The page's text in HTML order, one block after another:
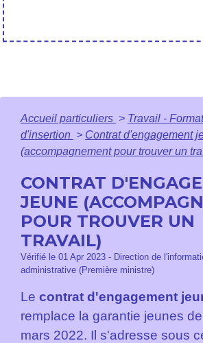
Accueil particuliers > Travail -
d'insertion > Contrat d'engagement
(accompagnement pour trouver un
CONTRAT
JEUNE
POUR TROUVER UN
TRAVAIL)
Vérifié le 01 Apr 2023 - Direction de
administrative (Première ministre)
Le contrat d'engagement
remplace la garantie jeunes
mars 2022. Il s'adresse sous